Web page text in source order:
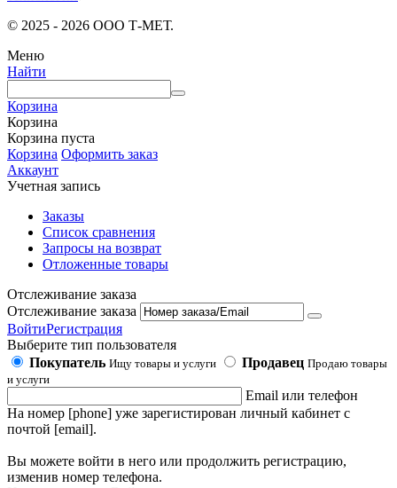
© 2025 - 2026 ООО Т-МЕТ.
Меню
Найти
Корзина
Корзина
Корзина пуста
Корзина Оформить заказ
Аккаунт
Учетная запись
Заказы
Список сравнения
Запросы на возврат
Отложенные товары
Отслеживание заказа
Отслеживание заказа
ВойтиРегистрация
Выберите тип пользователя
Покупатель Ищу товары и услуги Продавец Продаю товары
и услуги
Email или телефон
На номер [phone] уже зарегистирован личный кабинет с
почтой [email].
Вы можете войти в него или продолжить регистрацию,
изменив номер телефона.